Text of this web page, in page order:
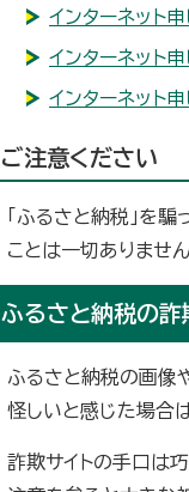
インターネット
インターネット
インターネット
ご注意ください
「ふるさと納税」を
ことは一切ありません
ふるさと納税の詐
ふるさと納税の画像
怪しいと感じた場合
詐欺サイトの手口は